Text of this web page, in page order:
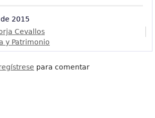
2015
Cevallos
y Patrimonio
para comentar